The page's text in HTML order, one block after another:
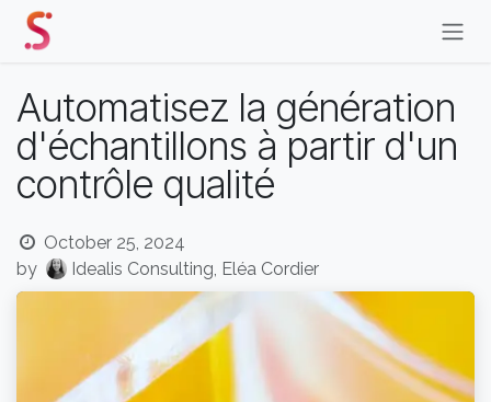
Skip to Content
Automatisez la génération
d'échantillons à partir d'un
contrôle qualité
October 25, 2024
by
Idealis Consulting, Eléa Cordier